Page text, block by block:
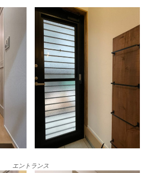
エントランス